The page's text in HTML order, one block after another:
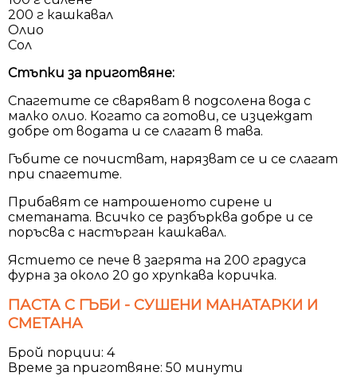
200 г кашкавал
Олио
Сол
Стъпки за приготвяне:
Спагетите се сваряват в подсолена вода с
малко олио. Когато са готови, се изцеждат
добре от водата и се слагат в тава.
Гъбите се почистват, нарязват се и се слагат
при спагетите.
Прибавят се натрошеното сирене и
сметаната. Всичко се разбърква добре и се
поръсва с настърган кашкавал.
Ястието се пече в загрята на 200 градуса
фурна за около 20 до хрупкава коричка.
ПАСТА С ГЪБИ - СУШЕНИ МАНАТАРКИ И
СМЕТАНА
Брой порции: 4
Време за приготвяне: 50 минути